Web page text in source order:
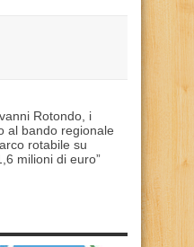
Rotondo, i
al bando regionale
rotabile su
milioni di euro”